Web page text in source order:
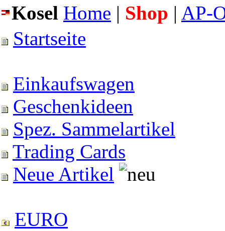
Kosel Home | Shop | AP-
Startseite
Einkaufswagen
Geschenkideen
Spez. Sammelartikel
Trading Cards
Neue Artikel
EURO